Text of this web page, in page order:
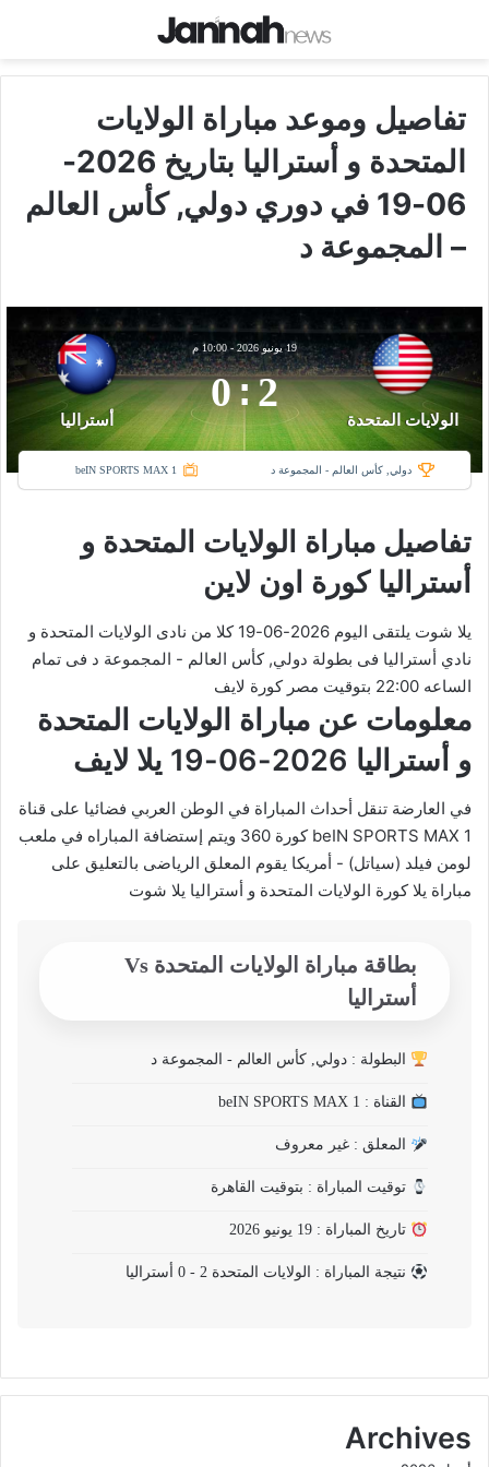
تفاصيل وموعد مباراة الولايات
المتحدة و أستراليا بتاريخ 2026-
06-19 في دوري دولي, كأس العالم
– المجموعة د
الولايات المتحدة
19 يونيو 2026 -10:00 م
2
:
0
أستراليا
دولي, كأس العالم - المجموعة د beIN SPORTS MAX 1
تفاصيل مباراة الولايات المتحدة و
أستراليا كورة اون لاين
يلا شوت يلتقى اليوم 2026-06-19 كلا من نادى الولايات المتحدة و
نادي أستراليا فى بطولة دولي, كأس العالم - المجموعة د فى تمام
الساعه 22:00 بتوقيت مصر كورة لايف
معلومات عن مباراة الولايات المتحدة
و أستراليا 2026-06-19 يلا لايف
في العارضة تنقل أحداث المباراة في الوطن العربي فضائيا على قناة
beIN SPORTS MAX 1 كورة 360 ويتم إستضافة المباراه في ملعب
لومن فيلد (سياتل) - أمريكا يقوم المعلق الرياضى بالتعليق على
مباراة يلا كورة الولايات المتحدة و أستراليا يلا شوت
بطاقة مباراة الولايات المتحدة Vs
أستراليا
البطولة : دولي, كأس العالم - المجموعة د
القناة : beIN SPORTS MAX 1
المعلق : غير معروف
توقيت المباراة : بتوقيت القاهرة
تاريخ المباراة : 19 يونيو 2026
نتيجة المباراة : الولايات المتحدة 2 - 0 أستراليا
Archives